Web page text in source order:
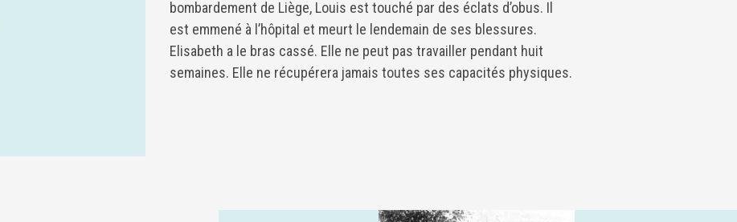
bombardement de Liège, Louis est touché par des éclats d’obus. Il
est emmené à l’hôpital et meurt le lendemain de ses blessures.
Elisabeth a le bras cassé. Elle ne peut pas travailler pendant huit
semaines. Elle ne récupérera jamais toutes ses capacités physiques.